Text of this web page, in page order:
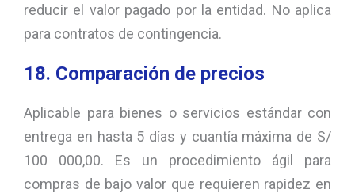
reducir el valor pagado por la entidad. No aplica
para contratos de contingencia.
18. Comparación de precios
Aplicable para bienes o servicios estándar con
entrega en hasta 5 días y cuantía máxima de S/
100 000,00. Es un procedimiento ágil para
compras de bajo valor que requieren rapidez en